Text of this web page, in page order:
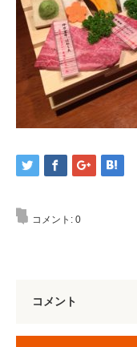
コメント: 0
コメント